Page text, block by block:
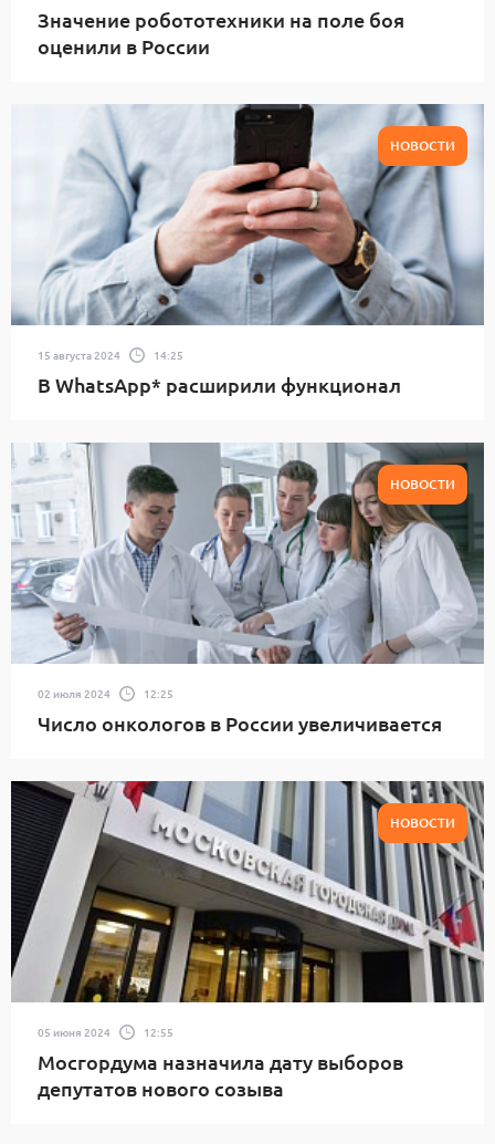
Значение робототехники на поле боя
оценили в России
НОВОСТИ
15 августа 2024 14:25
В WhatsApp* расширили функционал
НОВОСТИ
02 июля 2024 12:25
Число онкологов в России увеличивается
НОВОСТИ
05 июня 2024 12:55
Мосгордума назначила дату выборов
депутатов нового созыва